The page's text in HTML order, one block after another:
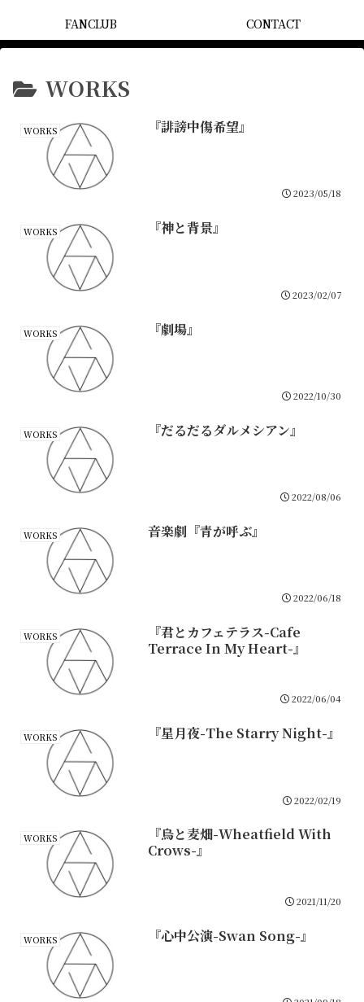
FANCLUB
CONTACT
WORKS
WORKS 『誹謗中傷希望』
2023/05/18
WORKS 『神と背景』
2023/02/07
WORKS 『劇場』
2022/10/30
WORKS 『だるだるダルメシアン』
2022/08/06
WORKS 音楽劇『青が呼ぶ』
2022/06/18
WORKS
『君とカフェテラス-Cafe
Terrace In My Heart-』
2022/06/04
WORKS 『星月夜-The Starry Night-』
2022/02/19
WORKS
『烏と麦畑-Wheatfield With
Crows-』
2021/11/20
WORKS 『心中公演-Swan Song-』